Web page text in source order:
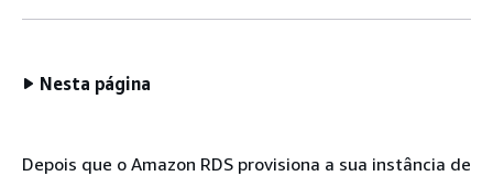
Nesta página
Depois que o Amazon RDS provisiona a sua instância de